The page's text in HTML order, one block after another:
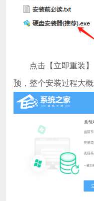
点击【立即重装】
预，整个安装过程大概